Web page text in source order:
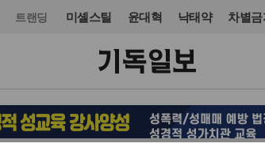
트랜딩 미셸스틸 윤대혁 낙태약 차별